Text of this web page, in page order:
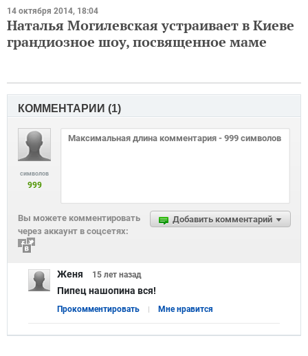
14 октября 2014, 18:04
Наталья Могилевская устраивает в Киеве
грандиозное шоу, посвященное маме
КОММЕНТАРИИ (1)
символов
999
Добавить комментарий
Вы можете комментировать
через аккаунт в соцсетях:
Женя 15 лет назад
Пипец нашопина вся!
Прокомментировать Мне нравится